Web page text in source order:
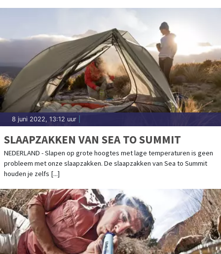
8 juni 2022, 13:12 uur
SLAAPZAKKEN VAN SEA TO SUMMIT
NEDERLAND - Slapen op grote hoogtes met lage temperaturen is geen
probleem met onze slaapzakken. De slaapzakken van Sea to Summit
houden je zelfs [...]